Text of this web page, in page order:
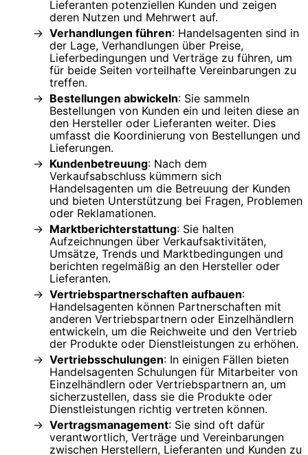
Lieferanten potenziellen Kunden und zeigen
deren Nutzen und Mehrwert auf.
Verhandlungen führen: Handelsagenten sind in
der Lage, Verhandlungen über Preise,
Lieferbedingungen und Verträge zu führen, um
für beide Seiten vorteilhafte Vereinbarungen zu
treffen.
Bestellungen abwickeln: Sie sammeln
Bestellungen von Kunden ein und leiten diese an
den Hersteller oder Lieferanten weiter. Dies
umfasst die Koordinierung von Bestellungen und
Lieferungen.
Kundenbetreuung: Nach dem
Verkaufsabschluss kümmern sich
Handelsagenten um die Betreuung der Kunden
und bieten Unterstützung bei Fragen, Problemen
oder Reklamationen.
Marktberichterstattung: Sie halten
Aufzeichnungen über Verkaufsaktivitäten,
Umsätze, Trends und Marktbedingungen und
berichten regelmäßig an den Hersteller oder
Lieferanten.
Vertriebspartnerschaften aufbauen:
Handelsagenten können Partnerschaften mit
anderen Vertriebspartnern oder Einzelhändlern
entwickeln, um die Reichweite und den Vertrieb
der Produkte oder Dienstleistungen zu erhöhen.
Vertriebsschulungen: In einigen Fällen bieten
Handelsagenten Schulungen für Mitarbeiter von
Einzelhändlern oder Vertriebspartnern an, um
sicherzustellen, dass sie die Produkte oder
Dienstleistungen richtig vertreten können.
Vertragsmanagement: Sie sind oft dafür
verantwortlich, Verträge und Vereinbarungen
zwischen Herstellern, Lieferanten und Kunden zu